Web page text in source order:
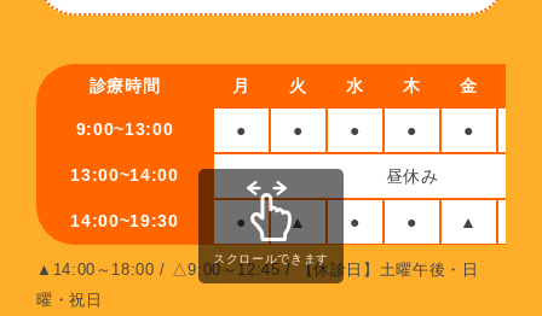
診療時間 月 火 水 木 金
9:00~13:00 ● ● ● ● ●
13:00~14:00 昼休み
14:00~19:30 ● ▲ ● ● ▲
▲14:00～18:00 / △9:00～12:45 / 【休診日】土曜午後・日
曜・祝日
スクロールできます